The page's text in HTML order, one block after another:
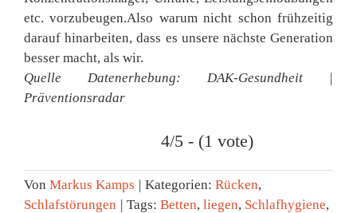
etc. vorzubeugen.Also warum nicht schon frühzeitig
darauf hinarbeiten, dass es unsere nächste Generation
besser macht, als wir.
Quelle Datenerhebung: DAK-Gesundheit |
Präventionsradar
4/5 - (1 vote)
Von Markus Kamps | Kategorien: Rücken,
Schlafstörungen | Tags: Betten, liegen, Schlafhygiene,